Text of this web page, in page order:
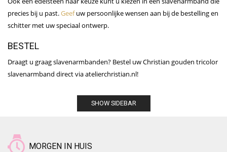
precies bij u past.Geefuw persoonlijke wensen aan bij de bestelling en
schitter met uw speciaal ontwerp.
BESTEL
Draagt u graag slavenarmbanden? Bestel uw Christian gouden tricolor
slavenarmband direct via atelierchristian.nl!
SHOW SIDEBAR
MORGEN IN HUIS